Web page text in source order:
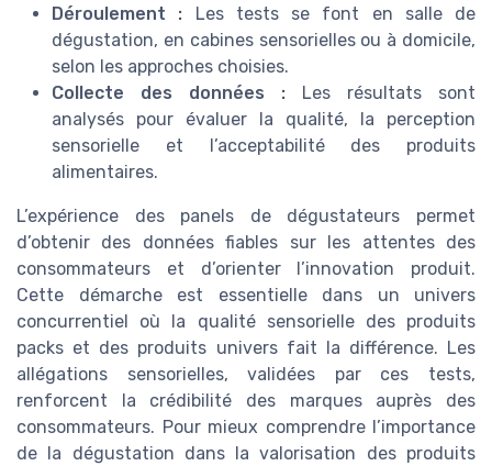
Déroulement : Les tests se font en salle de
dégustation, en cabines sensorielles ou à domicile,
selon les approches choisies.
Collecte des données : Les résultats sont
analysés pour évaluer la qualité, la perception
sensorielle et l’acceptabilité des produits
alimentaires.
L’expérience des panels de dégustateurs permet
d’obtenir des données fiables sur les attentes des
consommateurs et d’orienter l’innovation produit.
Cette démarche est essentielle dans un univers
concurrentiel où la qualité sensorielle des produits
packs et des produits univers fait la différence. Les
allégations sensorielles, validées par ces tests,
renforcent la crédibilité des marques auprès des
consommateurs. Pour mieux comprendre l’importance
de la dégustation dans la valorisation des produits